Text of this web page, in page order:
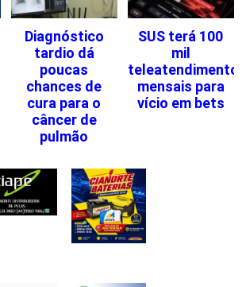
Diagnóstico
tardio dá
poucas
chances de
cura para o
câncer de
pulmão
SUS terá 100
mil
mensais para
vício em bets